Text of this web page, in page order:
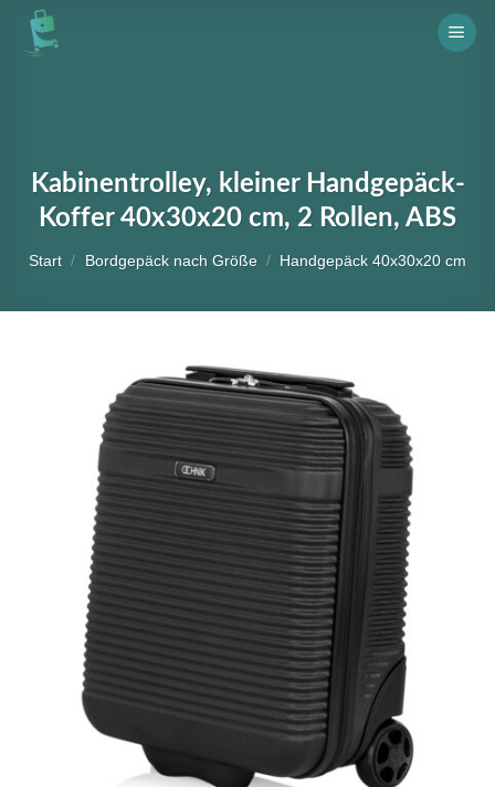
Skip
Kabinentrolley, kleiner Handgepäck-
Koffer 40x30x20 cm, 2 Rollen, ABS
Start / Bordgepäck nach Größe / Handgepäck 40x30x20 cm